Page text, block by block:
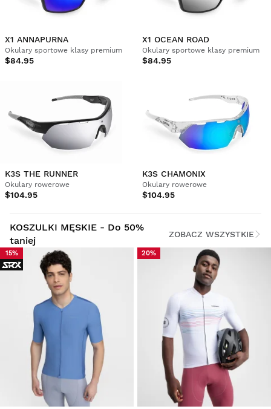
X1 ANNAPURNA
Okulary sportowe klasy premium
$84.95
X1 OCEAN ROAD
Okulary sportowe klasy premium
$84.95
K3S THE RUNNER
Okulary rowerowe
$104.95
K3S CHAMONIX
Okulary rowerowe
$104.95
KOSZULKI MĘSKIE - Do 50%
taniej
ZOBACZ WSZYSTKIE
15% 20%